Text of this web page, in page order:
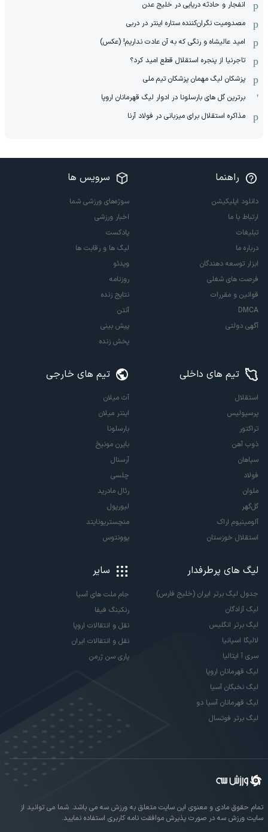
انفجار و حادثه دریایی در خلیج عدن
مصدومیت نگران‌کننده ستاره اینتر در دربی
امید عالیشاه و رنگی که به آن عادت نداریم! (عکس)
تاجرنیا از پنجره استقلال قطع امید کرد؟
پزشکان لیگ مهمان پزشکان تیم ملی
برترین گل های بارسلونا در ادوار لیگ قهرمانان اروپا
مذاکره استقلال برای میزبانی در فولاد آرنا
راهنما
دانلود اپلیکیشن
ارتباط با ما
تبلیغات
درباره ما
ابزار توسعه دهندگان
فرصت های شغلی
قوانین و مقررات
DMCA
آگهی دولتی
سرویس ها
سوژه‌های ورزشی شما
اخبار ورزشی
پادکست
لیگ ها و رقابت ها
ویدئو
روزنامه
نتایج زنده
آنتن
پیش بینی
پخش زنده
تیم های داخلی
استقلال
پرسپولیس
تراکتور
ذوب آهن
سپاهان
فولاد
ملوان
گل‌گهر
آلومینیوم اراک
استقلال خوزستان
تیم های خارجی
آث میلان
اینتر میلان
بارسلونا
بایرن مونیخ
آرسنال
چلسی
رئال مادرید
لیورپول
منچستریونایتد
یوونتوس
لیگ های پرطرفدار
جدول لیگ برتر ایران (خلیج فارس)
لیگ آزادگان
لیگ برتر انگلیس
لالیگا اسپانیا
سری آ ایتالیا
لیگ قهرمانان اروپا
لیگ نخبگان آسیا
لیگ قهرمانان آسیا دو
لیگ برتر فوتسال
سایر
جام ملت های آسیا
رنکینگ فیفا
نقل و انتقالات اروپا
نقل و انتقالات ایران
پاری سن ژرمن
تمام حقوق مادی و معنوی این سایت متعلق به ورزش سه می باشد. شما می توانید از
سایت ورزش سه در صورت پذیرش موافقت نامه کاربری استفاده نمایید.